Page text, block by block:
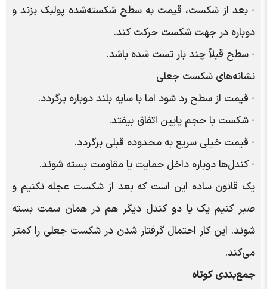
- بعد از شکست، قیمت به سطح شکسته‌شده پولبک بزند و
دوباره در جهت شکست حرکت کند.
- سطح قبلاً چند بار تست شده باشد.
نشانه‌های شکست جعلی
- قیمت از سطح رد شود اما با سایه بلند دوباره برگردد.
- شکست با حجم پایین اتفاق بیفتد.
- قیمت خیلی سریع به محدوده قبلی برگردد.
- کندل‌ها دوباره داخل حمایت یا مقاومت بسته شوند.
یک قانون ساده این است که بعد از شکست عجله نکنیم و
صبر کنیم یک یا دو کندل دیگر هم در همان سمت بسته
شوند. این کار احتمال گرفتار شدن در شکست جعلی را کمتر
می‌کند.
جمع‌بندی کوتاه